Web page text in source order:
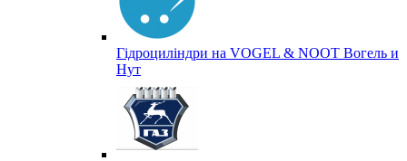
Гідроциліндри на VOGEL & NOOT Вогель и
Нут